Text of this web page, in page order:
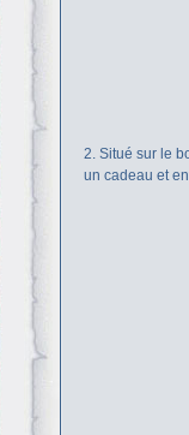
2. Situé sur le
un cadeau et